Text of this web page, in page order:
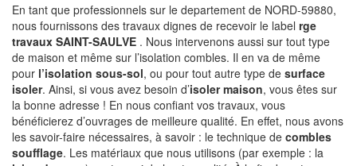
En tant que professionnels sur le departement de NORD-59880,
nous fournissons des travaux dignes de recevoir le label rge
travaux SAINT-SAULVE . Nous intervenons aussi sur tout type
de maison et même sur l’isolation combles. Il en va de même
pour l’isolation sous-sol, ou pour tout autre type de surface
isoler. Ainsi, si vous avez besoin d’isoler maison, vous êtes sur
la bonne adresse ! En nous confiant vos travaux, vous
bénéficierez d’ouvrages de meilleure qualité. En effet, nous avons
les savoir-faire nécessaires, à savoir : le technique de combles
soufflage. Les matériaux que nous utilisons (par exemple : la